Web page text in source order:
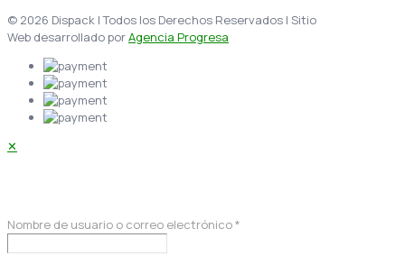
© 2026 Dispack | Todos los Derechos Reservados | Sitio
Web desarrollado porAgencia Progresa
✕
Nombre de usuario o correo electrónico*